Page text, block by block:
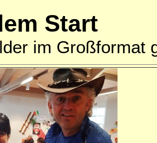
Start
im Großformat